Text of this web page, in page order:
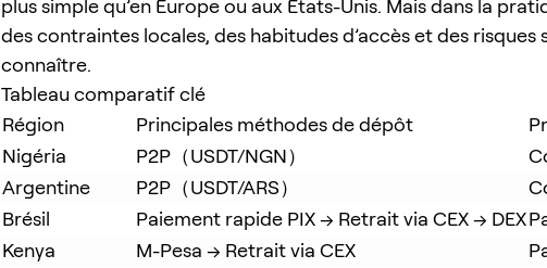
plus simple qu’en Europe ou aux États-Unis. Mais dans la
des contraintes locales, des habitudes d’accès et des risques
connaître.
Tableau comparatif clé
Région
Principales méthodes de dépôt
Nigéria
P2P（USDT/NGN）
Argentine
P2P（USDT/ARS）
Brésil
Paiement rapide PIX → Retrait via CEX → DEX
Kenya
M-Pesa → Retrait via CEX